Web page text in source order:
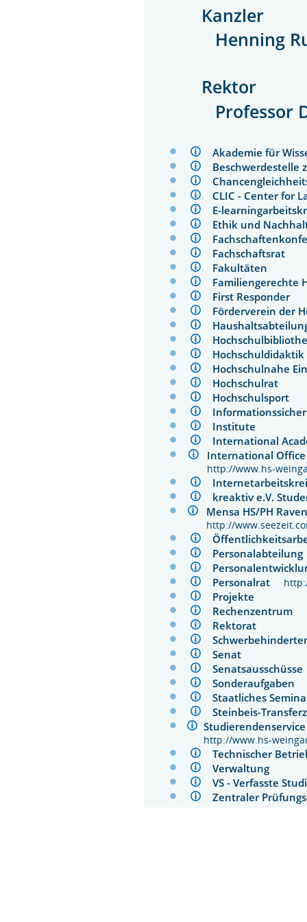
Kanzler
Henning
Rektor
Professor
Akademie für
Beschwerdestelle
CLIC - Center for
E-
Ethik und
Fachschaftsrat
Fakultäten
First Responder
Förderverein der
Hochschulnahe
Hochschulrat
Hochschulsport
Institute
International
International
http://www.hs-
kreaktiv e.V.
Mensa HS/PH
http://
Personalrat
Projekte
Rechenzentrum
Rektorat
Senat
Sonderaufgaben
Staatliches
Steinbeis-
http://www.hs-
Technischer
Verwaltung
VS - Verfasste
Zentraler